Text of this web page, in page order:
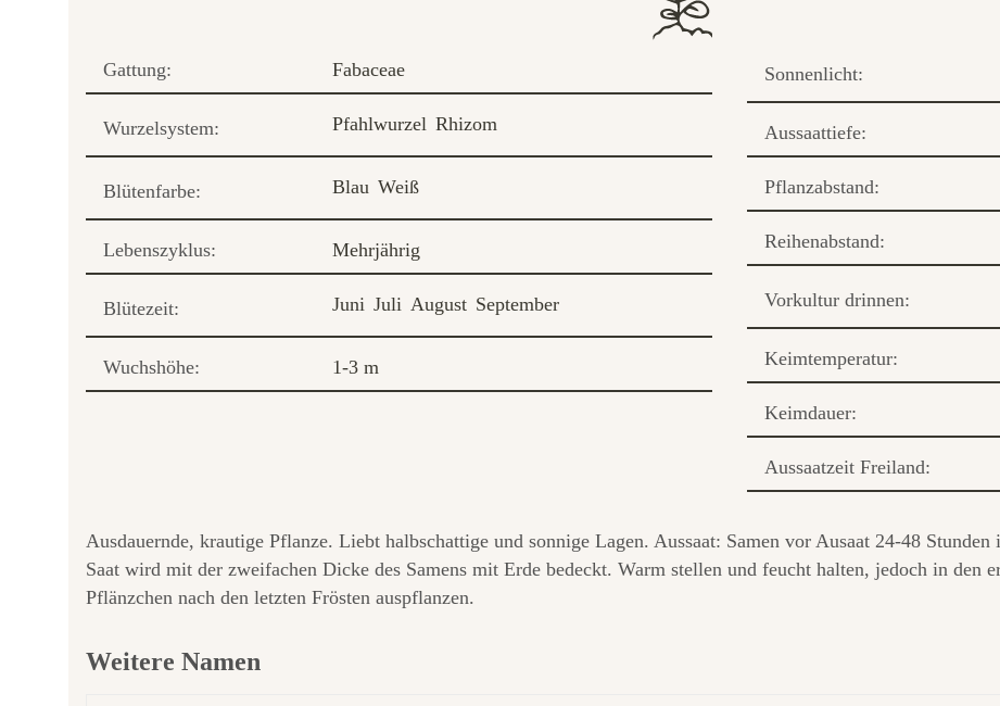
Gattung: Fabaceae
Wurzelsystem: Pfahlwurzel Rhizom
Blütenfarbe: Blau Weiß
Lebenszyklus: Mehrjährig
Blütezeit: Juni Juli August September
Wuchshöhe: 1-3 m
Sonnenlicht:
Aussaattiefe:
Pflanzabstand:
Reihenabstand:
Vorkultur drinnen:
Keimtemperatur:
Keimdauer:
Aussaatzeit Freiland:
Ausdauernde, krautige Pflanze. Liebt halbschattige und sonnige Lagen. Aussaat: Samen vor Ausaat 24-48
Saat wird mit der zweifachen Dicke des Samens mit Erde bedeckt. Warm stellen und feucht halten, jedoch in den
Pflänzchen nach den letzten Frösten auspflanzen.
Weitere Namen